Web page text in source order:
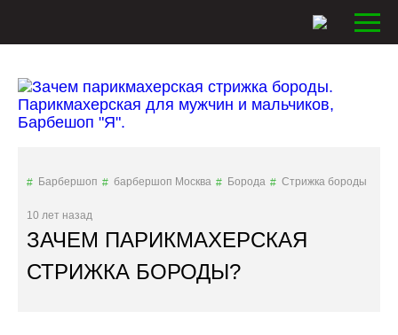
Барбершоп барбершоп Москва Борода Стрижка бороды
10 лет назад
ЗАЧЕМ ПАРИКМАХЕРСКАЯ
СТРИЖКА БОРОДЫ?